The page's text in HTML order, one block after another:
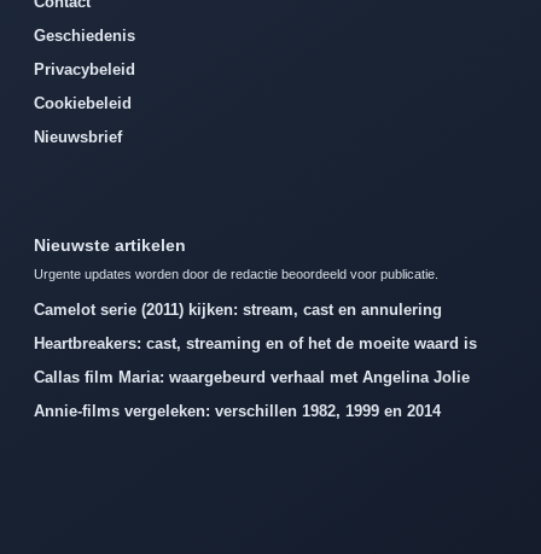
Geschiedenis
Privacybeleid
Cookiebeleid
Nieuwsbrief
Nieuwste artikelen
Urgente updates worden door de redactie beoordeeld voor publicatie.
Camelot serie (2011) kijken: stream, cast en annulering
Heartbreakers: cast, streaming en of het de moeite waard is
Callas film Maria: waargebeurd verhaal met Angelina Jolie
Annie-films vergeleken: verschillen 1982, 1999 en 2014